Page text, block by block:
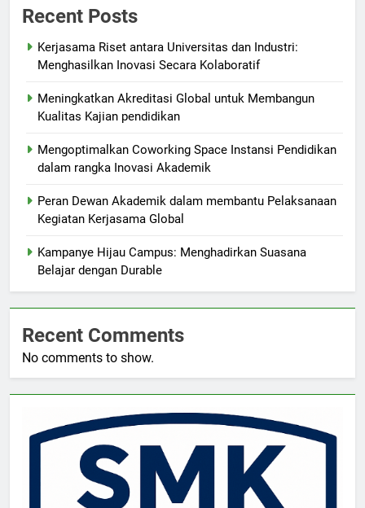
Recent Posts
Kerjasama Riset antara Universitas dan Industri:
Menghasilkan Inovasi Secara Kolaboratif
Meningkatkan Akreditasi Global untuk Membangun
Kualitas Kajian pendidikan
Mengoptimalkan Coworking Space Instansi Pendidikan
dalam rangka Inovasi Akademik
Peran Dewan Akademik dalam membantu Pelaksanaan
Kegiatan Kerjasama Global
Kampanye Hijau Campus: Menghadirkan Suasana
Belajar dengan Durable
Recent Comments
No comments to show.